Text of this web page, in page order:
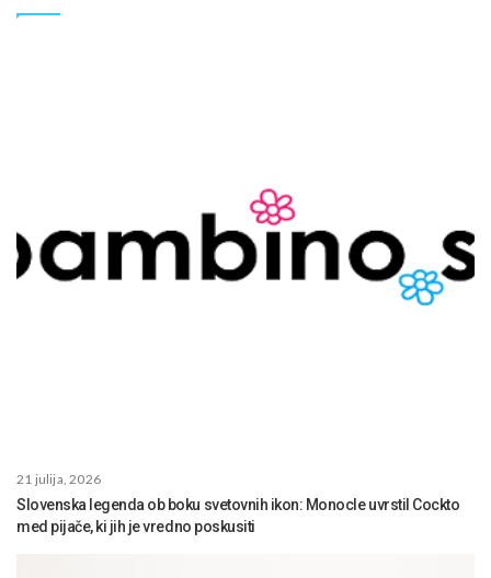
21 julija, 2026
Slovenska legenda ob boku svetovnih ikon: Monocle uvrstil Cockto
med pijače, ki jih je vredno poskusiti